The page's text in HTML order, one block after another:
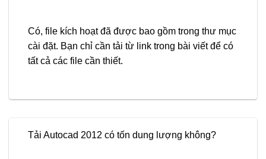
Có, file kích hoạt đã được bao gồm trong thư mục
cài đặt. Bạn chỉ cần tải từ link trong bài viết để có
tất cả các file cần thiết.
Tải Autocad 2012 có tốn dung lượng không?